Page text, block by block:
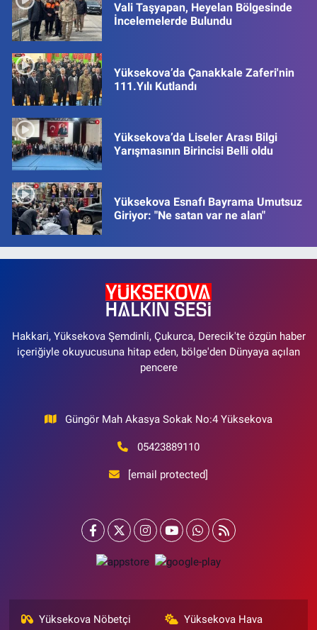
Vali Taşyapan, Heyelan Bölgesinde
İncelemelerde Bulundu
Yüksekova’da Çanakkale Zaferi'nin
111.Yılı Kutlandı
Yüksekova’da Liseler Arası Bilgi
Yarışmasının Birincisi Belli oldu
Yüksekova Esnafı Bayrama Umutsuz
Giriyor: "Ne satan var ne alan"
Hakkari, Yüksekova Şemdinli, Çukurca, Derecik'te özgün haber
içeriğiyle okuyucusuna hitap eden, bölge'den Dünyaya açılan
pencere
Güngör Mah Akasya Sokak No:4 Yüksekova
05423889110
[email protected]
Yüksekova Nöbetçi
Yüksekova Hava